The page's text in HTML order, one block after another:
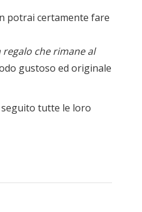
potrai certamente fare
regalo che rimane al
gustoso ed originale
seguito tutte le loro